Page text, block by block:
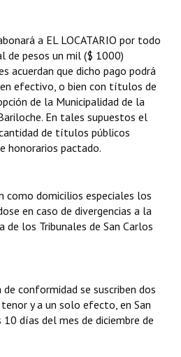
a EL LOCATARIO por todo
pesos un mil ($ 1000)
acuerdan que dicho pago podrá
efectivo, o bien con títulos de
de la Municipalidad de la
En tales supuestos el
de títulos públicos
honorarios pactado.
domicilios especiales los
en caso de divergencias a la
de los Tribunales de San Carlos
conformidad se suscriben dos
y a un solo efecto, en San
días del mes de diciembre de